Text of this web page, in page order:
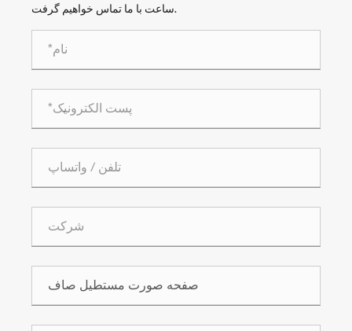
ساعت با ما تماس خواهیم گرفت.